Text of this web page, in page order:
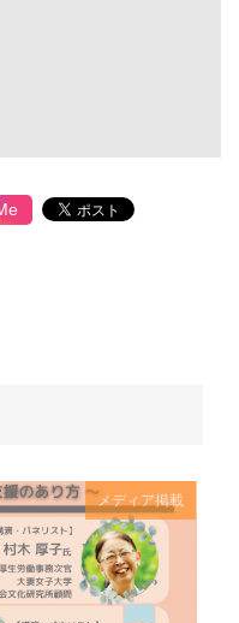
メディア掲載